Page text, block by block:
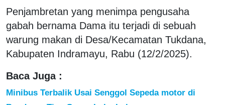
Penjambretan yang menimpa pengusaha
gabah bernama Dama itu terjadi di sebuah
warung makan di Desa/Kecamatan Tukdana,
Kabupaten Indramayu, Rabu (12/2/2025).
Baca Juga :
Minibus Terbalik Usai Senggol Sepeda motor di